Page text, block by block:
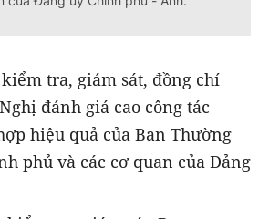
tra, giám sát, đồng chí
đánh giá cao công tác
hiệu quả của Ban Thường
phủ và các cơ quan của Đảng